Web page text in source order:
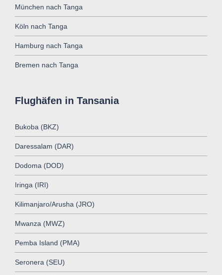
München nach Tanga
Köln nach Tanga
Hamburg nach Tanga
Bremen nach Tanga
Flughäfen in Tansania
Bukoba (BKZ)
Daressalam (DAR)
Dodoma (DOD)
Iringa (IRI)
Kilimanjaro/Arusha (JRO)
Mwanza (MWZ)
Pemba Island (PMA)
Seronera (SEU)